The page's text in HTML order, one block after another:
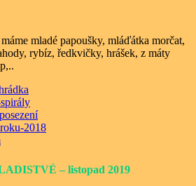
mladé papoušky, mláďátka morčat,
rybíz, ředkvičky, hrášek, z máty
– listopad 2019